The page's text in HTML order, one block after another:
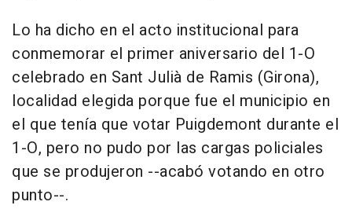
Lo ha dicho en el acto institucional para
conmemorar el primer aniversario del 1-O
celebrado en Sant Julià de Ramis (Girona),
localidad elegida porque fue el municipio en
el que tenía que votar Puigdemont durante el
1-O, pero no pudo por las cargas policiales
que se produjeron --acabó votando en otro
punto--.